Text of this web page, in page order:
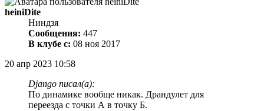
heiniDite
Ниндзя
Сообщения: 447
В клубе с: 08 ноя 2017
20 апр 2023 10:58
Django писал(а):
По динамике вообще никак. Драндулет для
переезда с точки А в точку Б.